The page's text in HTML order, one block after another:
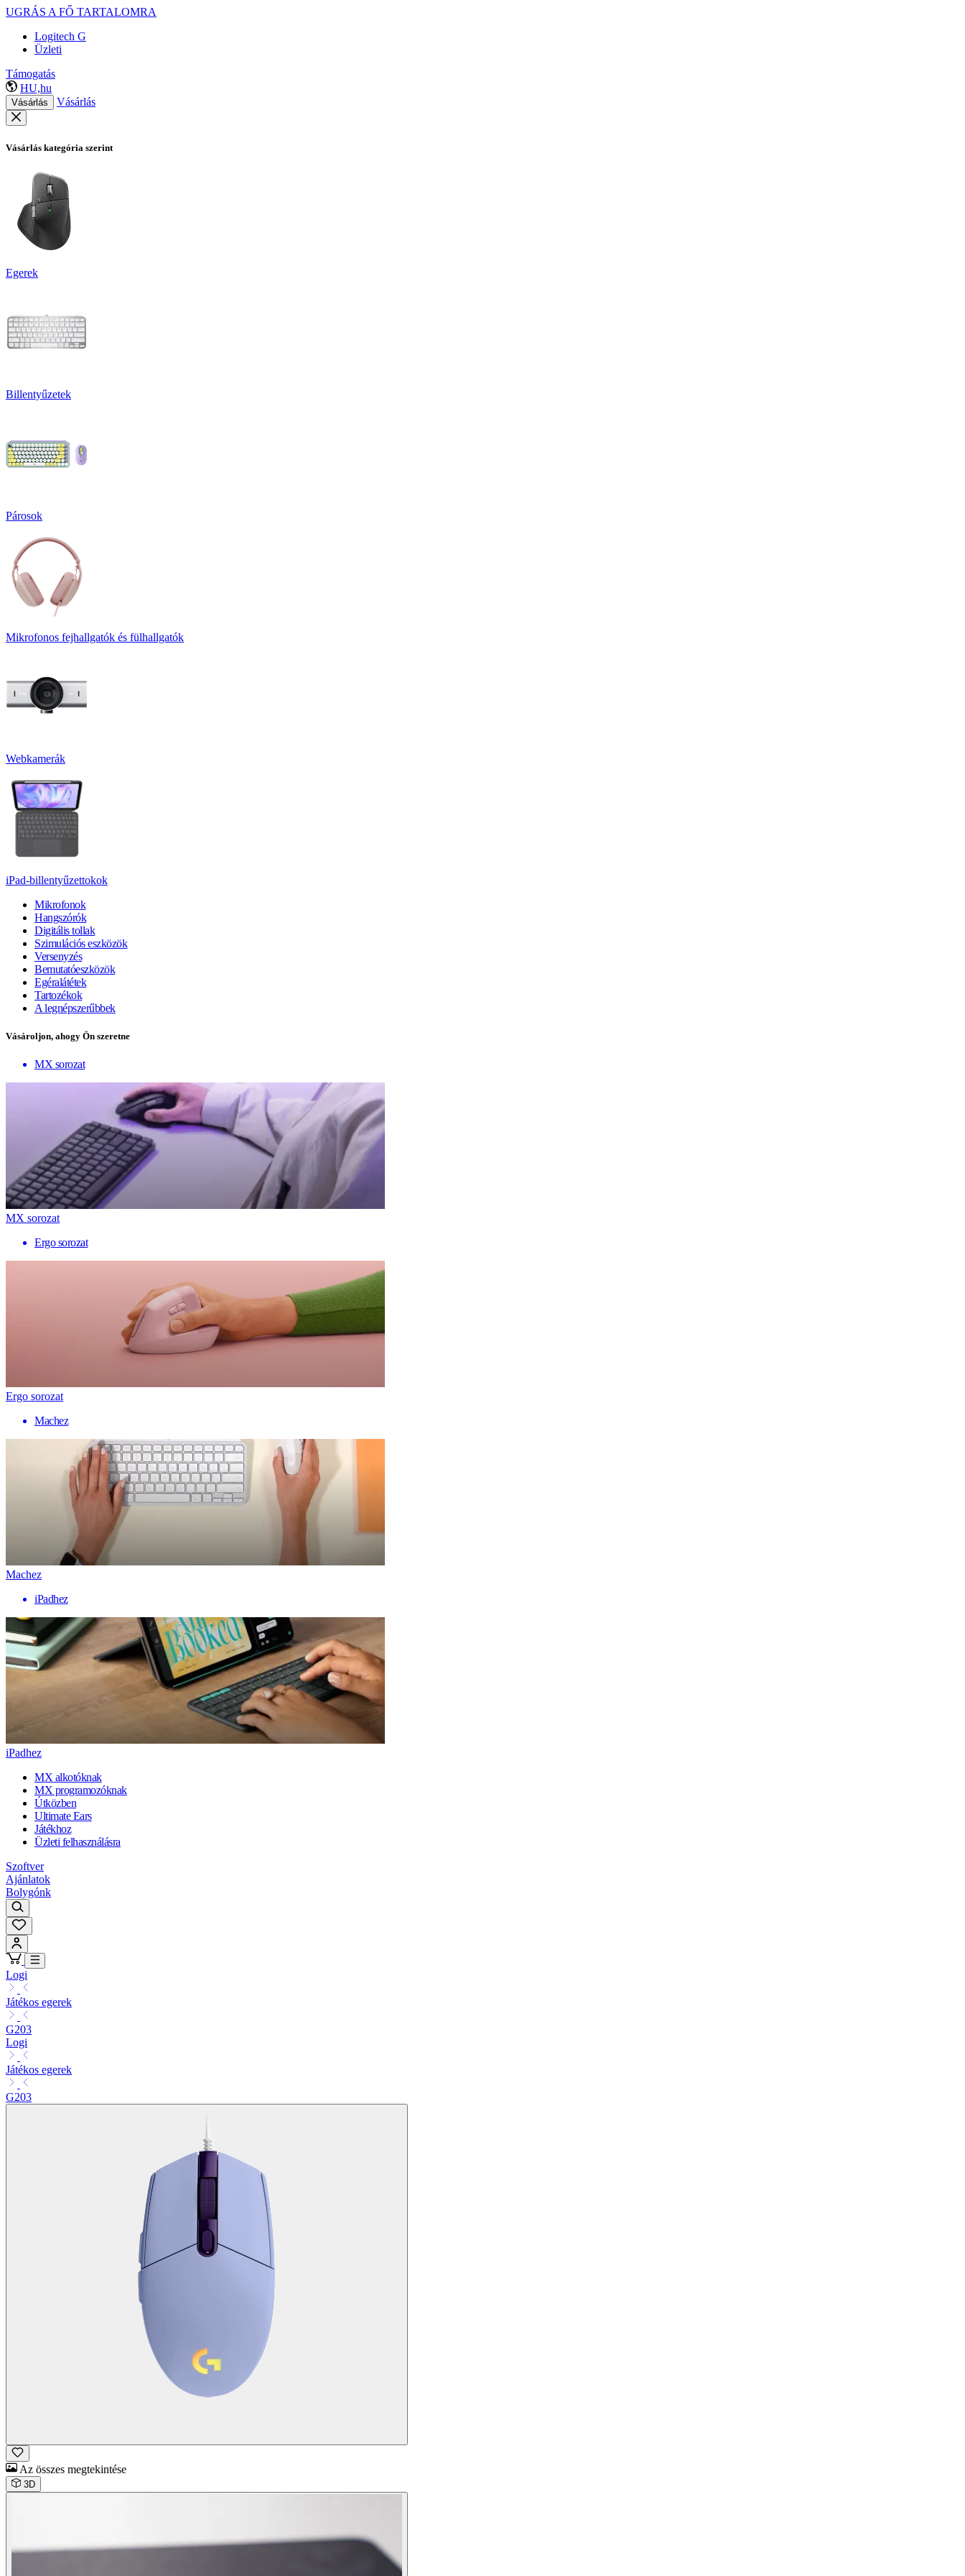
UGRÁS A FŐ TARTALOMRA
Logitech G
Üzleti
Támogatás
HU,hu
Vásárlás Vásárlás
Vásárlás kategória szerint
Egerek
Billentyűzetek
Párosok
Mikrofonos fejhallgatók és fülhallgatók
Webkamerák
iPad-billentyűzettokok
Mikrofonok
Hangszórók
Digitális tollak
Szimulációs eszközök
Versenyzés
Bemutatóeszközök
Egéralátétek
Tartozékok
A legnépszerűbbek
Vásároljon, ahogy Ön szeretne
MX sorozat
MX sorozat
Ergo sorozat
Ergo sorozat
Machez
Machez
iPadhez
iPadhez
MX alkotóknak
MX programozóknak
Útközben
Ultimate Ears
Játékhoz
Üzleti felhasználásra
Szoftver
Ajánlatok
Bolygónk
Logi
Játékos egerek
G203
Logi
Játékos egerek
G203
Az összes megtekintése
3D